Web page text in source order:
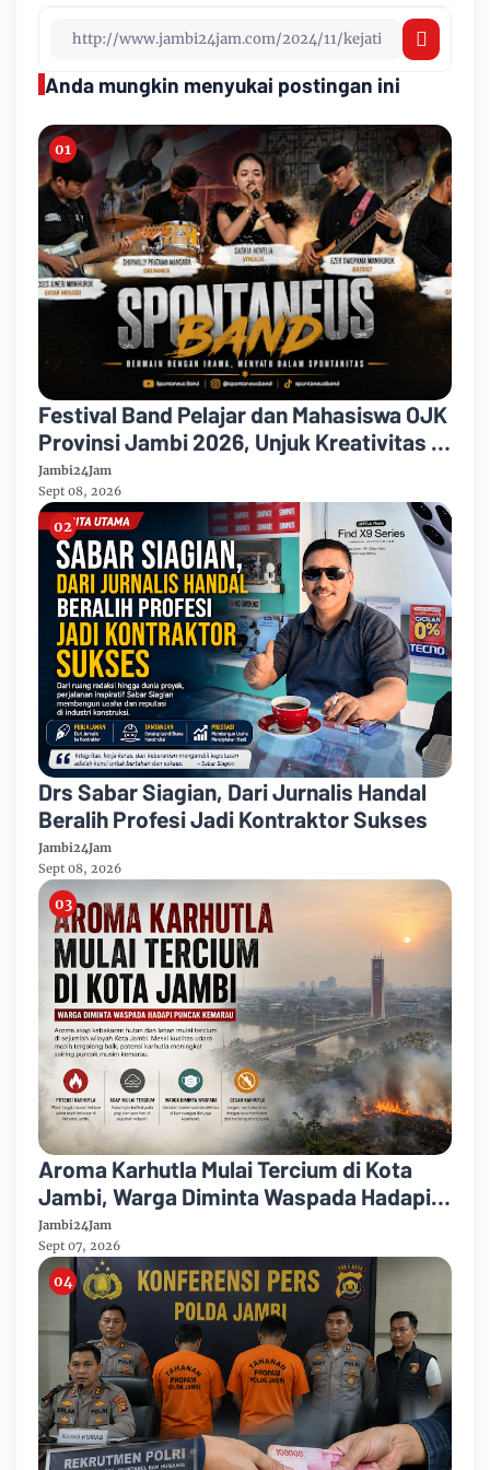
Anda mungkin menyukai postingan ini
Festival Band Pelajar dan Mahasiswa OJK
Provinsi Jambi 2026, Unjuk Kreativitas di
Taman Banjuran Budayo, Spontaneus
Band Raih Juara 2
Jambi24Jam
Sept 08, 2026
Drs Sabar Siagian, Dari Jurnalis Handal
Beralih Profesi Jadi Kontraktor Sukses
Jambi24Jam
Sept 08, 2026
Aroma Karhutla Mulai Tercium di Kota
Jambi, Warga Diminta Waspada Hadapi
Puncak Kemarau
Jambi24Jam
Sept 07, 2026